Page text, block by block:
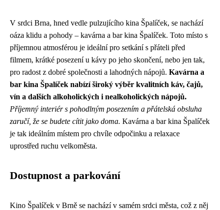
V srdci Brna, hned vedle pulzujícího kina Špalíček, se nachází
oáza klidu a pohody – kavárna a bar kina Špalíček. Toto místo s
příjemnou atmosférou je ideální pro setkání s přáteli před
filmem, krátké posezení u kávy po jeho skončení, nebo jen tak,
pro radost z dobré společnosti a lahodných nápojů. Kavárna a
bar kina Špalíček nabízí široký výběr kvalitních káv, čajů,
vín a dalších alkoholických i nealkoholických nápojů.
Příjemný interiér s pohodlným posezením a přátelská obsluha
zaručí, že se budete cítit jako doma. Kavárna a bar kina Špalíček
je tak ideálním místem pro chvíle odpočinku a relaxace
uprostřed ruchu velkoměsta.
Dostupnost a parkování
Kino Špalíček v Brně se nachází v samém srdci města, což z něj